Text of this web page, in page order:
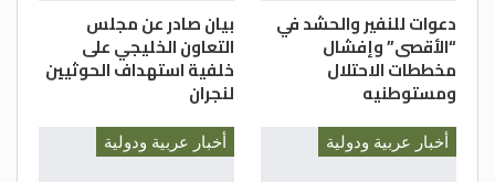
دعوات للنفير والحشد في
“الأقصى” وإفشال
مخططات الاحتلال
ومستوطنيه
بيان صادر عن مجلس
التعاون الخليجي على
خلفية استهداف الحوثيين
لنجران
أخبار عربية ودولية أخبار عربية ودولية